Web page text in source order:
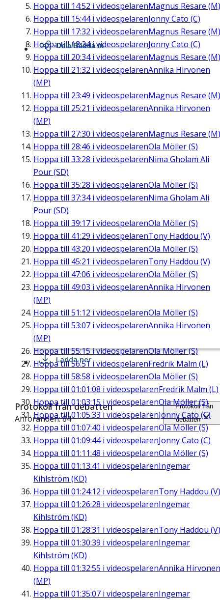
Hoppa till 14:52 i videospelarenMagnus Resare (M)
Hoppa till 15:44i videospelarenJonny Cato (C)
Hoppa till 17:32 i videospelarenMagnus Resare (M)
Hoppa till18:34i videospelarenJonny Cato (C)
Hoppa till 20:34i videospelarenMagnus Resare (M)
Hoppa till 21:32 i videospelarenAnnika Hirvonen
(MP)
Hoppa till 23:49 i videospelarenMagnus Resare (M)
Hoppa till 25:21 i videospelarenAnnika Hirvonen
(MP)
Hoppa till 27:30 i videospelarenMagnus Resare (M)
Hoppa till 28:46 i videospelarenOla Möller (S)
Hoppa till 33:28 i videospelarenNima Gholam Ali
Pour (SD)
Hoppa till 35:28 i videospelarenOla Möller (S)
Hoppa till 37:34i videospelarenNima Gholam Ali
Pour (SD)
Hoppa till 39:17 i videospelarenOla Möller (S)
Hoppa till 41:29 i videospelarenTony Haddou (V)
Hoppa till 43:20 i videospelarenOla Möller (S)
Hoppa till 45:21 i videospelarenTony Haddou (V)
Hoppa till 47:06 i videospelarenOla Möller (S)
Hoppa till 49:03 i videospelarenAnnika Hirvonen
(MP)
Hoppa till 51:12 i videospelarenOla Möller (S)
Hoppa till 53:07 i videospelarenAnnika Hirvonen
(MP)
Hoppa till55:15i videospelarenOla Möller (S)
Hoppa till56:51 i videospelarenFredrik Malm (L)
Hoppa till 58:58 i videospelarenOla Möller (S)
Hoppa till 01:01:08 i videospelarenFredrik Malm (L)
Hoppa till 01:03:15 i videospelarenOla Möller (S)
Hoppa till01:05:33 i videospelarenJonny Cato (C)
Hoppa till 01:07:40 i videospelarenOla Möller (S)
Hoppa till 01:09:44i videospelarenJonny Cato (C)
Hoppa till 01:11:48 i videospelarenOla Möller (S)
Hoppa till 01:13:41 i videospelarenIngemar
Kihlström (KD)
Hoppa till 01:24:12 i videospelarenTony Haddou (V)
Hoppa till 01:26:28 i videospelarenIngemar
Kihlström (KD)
Hoppa till 01:28:31 i videospelarenTony Haddou (V)
Hoppa till 01:30:39 i videospelarenIngemar
Kihlström (KD)
Hoppa till 01:32:55 i videospelarenAnnika Hirvonen
(MP)
Hoppa till 01:35:07 i videospelarenIngemar
Dela/Bädda in
Ladda ner
Protokoll från debatten
Anföranden: 84
Protokoll från
debatten